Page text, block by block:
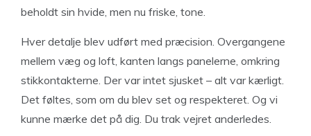
beholdt sin hvide, men nu friske, tone.
Hver detalje blev udført med præcision. Overgangene
mellem væg og loft, kanten langs panelerne, omkring
stikkontakterne. Der var intet sjusket – alt var kærligt.
Det føltes, som om du blev set og respekteret. Og vi
kunne mærke det på dig. Du trak vejret anderledes.